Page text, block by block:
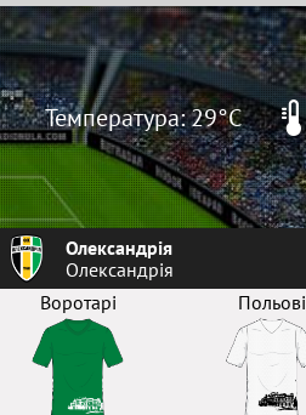
Шахтар
Температура: 29°C
Олександрія
Олександрія
Воротарі
Польові